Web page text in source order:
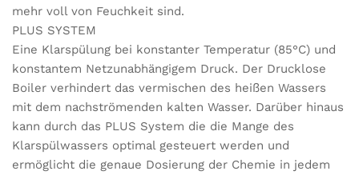
mehr voll von Feuchkeit sind.
PLUS SYSTEM
Eine Klarspülung bei konstanter Temperatur (85°C) und
konstantem Netzunabhängigem Druck. Der Drucklose
Boiler verhindert das vermischen des heißen Wassers
mit dem nachströmenden kalten Wasser. Darüber hinaus
kann durch das PLUS System die die Mange des
Klarspülwassers optimal gesteuert werden und
ermöglicht die genaue Dosierung der Chemie in jedem